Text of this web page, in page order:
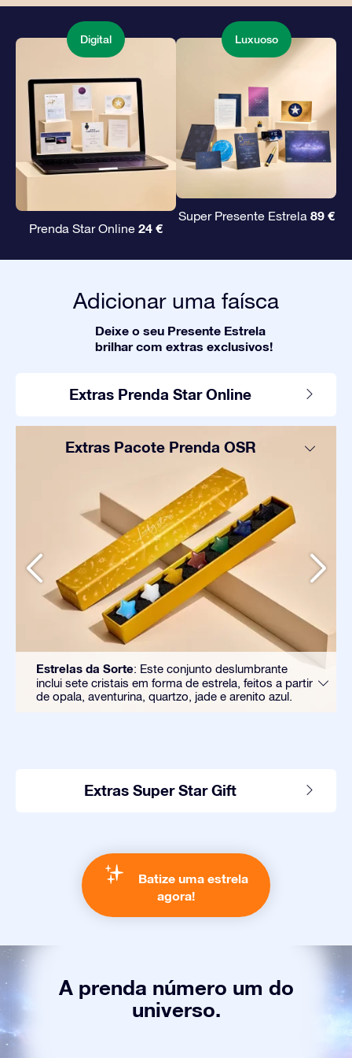
Digital
Prenda Star Online 24 €
Luxuoso
Super Presente Estrela 89 €
Adicionar uma faísca
Deixe o seu Presente Estrela
brilhar com extras exclusivos!
Extras Prenda Star Online
Extras Pacote Prenda OSR
Estrelas da Sorte: Este conjunto deslumbrante
inclui sete cristais em forma de estrela, feitos a partir
de opala, aventurina, quartzo, jade e arenito azul.
Extras Super Star Gift
Batize uma estrela
agora!
A prenda número um do
universo.